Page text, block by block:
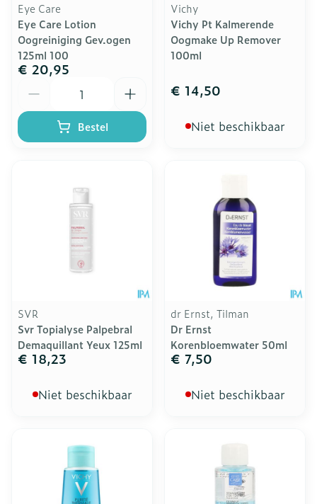
Eye Care
Eye Care Lotion
Oogreiniging Gev.ogen
125ml 100
€ 20,95
Bestel
Vichy
Vichy Pt Kalmerende
Oogmake Up Remover
100ml
€ 14,50
Niet beschikbaar
SVR
Svr Topialyse Palpebral
Demaquillant Yeux 125ml
€ 18,23
Niet beschikbaar
dr Ernst, Tilman
Dr Ernst
Korenbloemwater 50ml
€ 7,50
Niet beschikbaar